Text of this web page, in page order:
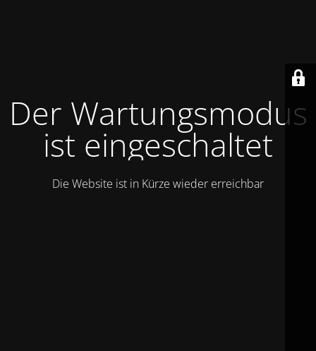
Der Wartungsmodus
ist eingeschaltet
Die Website ist in Kürze wieder erreichbar